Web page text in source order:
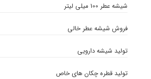
شیشه عطر 100 میلی لیتر
فروش شیشه عطر خالی
تولید شیشه دارویی
تولید قطره چکان های خاص